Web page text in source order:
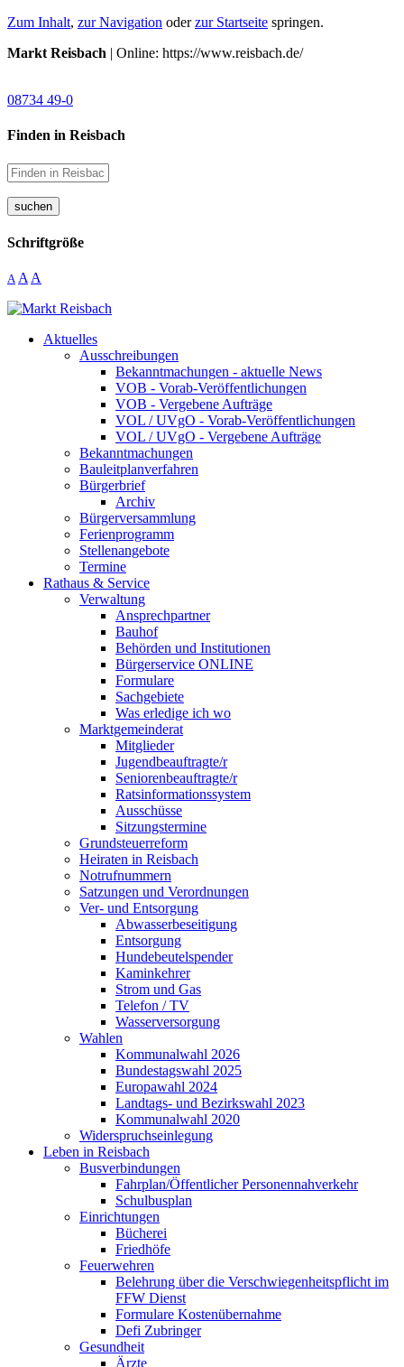
Zum Inhalt, zur Navigation oderzur Startseite springen.
Markt Reisbach | Online: https://www.reisbach.de/
08734 49-0
Finden in Reisbach
suchen
Schriftgröße
A A A
Aktuelles
Ausschreibungen
Bekanntmachungen - aktuelle News
VOB - Vorab-Veröffentlichungen
VOB - Vergebene Aufträge
VOL / UVgO - Vorab-Veröffentlichungen
VOL / UVgO - Vergebene Aufträge
Bekanntmachungen
Bauleitplanverfahren
Bürgerbrief
Archiv
Bürgerversammlung
Ferienprogramm
Stellenangebote
Termine
Rathaus & Service
Verwaltung
Ansprechpartner
Bauhof
Behörden und Institutionen
Bürgerservice ONLINE
Formulare
Sachgebiete
Was erledige ich wo
Marktgemeinderat
Mitglieder
Jugendbeauftragte/r
Seniorenbeauftragte/r
Ratsinformationssystem
Ausschüsse
Sitzungstermine
Grundsteuerreform
Heiraten in Reisbach
Notrufnummern
Satzungen und Verordnungen
Ver- und Entsorgung
Abwasserbeseitigung
Entsorgung
Hundebeutelspender
Kaminkehrer
Strom und Gas
Telefon / TV
Wasserversorgung
Wahlen
Kommunalwahl 2026
Bundestagswahl 2025
Europawahl 2024
Landtags- und Bezirkswahl 2023
Kommunalwahl 2020
Widerspruchseinlegung
Leben in Reisbach
Busverbindungen
Fahrplan/Öffentlicher Personennahverkehr
Schulbusplan
Einrichtungen
Bücherei
Friedhöfe
Feuerwehren
Belehrung über die Verschwiegenheitspflicht im
FFW Dienst
Formulare Kostenübernahme
Defi Zubringer
Gesundheit
Ärzte